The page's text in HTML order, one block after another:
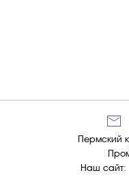
Наш сайт:
Пермский